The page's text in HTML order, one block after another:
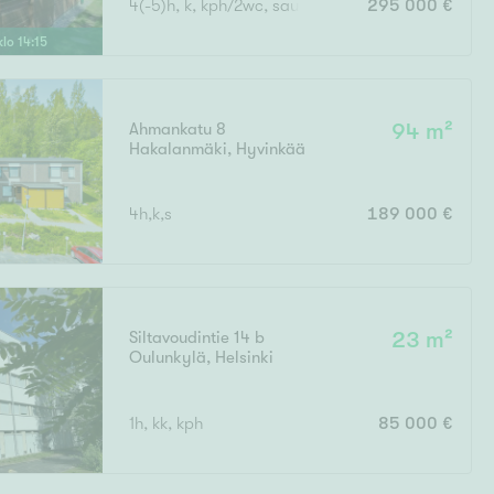
14:15
4(-5)h, k, kph/2wc, sauna + ulkovarasto
295 000 €
Ahmankatu 8
Hakalanmäki, Hyvinkää
94 m²
4h,k,s 189 000 €
Siltavoudintie 14 b
Oulunkylä, Helsinki
23 m²
1h, kk, kph 85 000 €